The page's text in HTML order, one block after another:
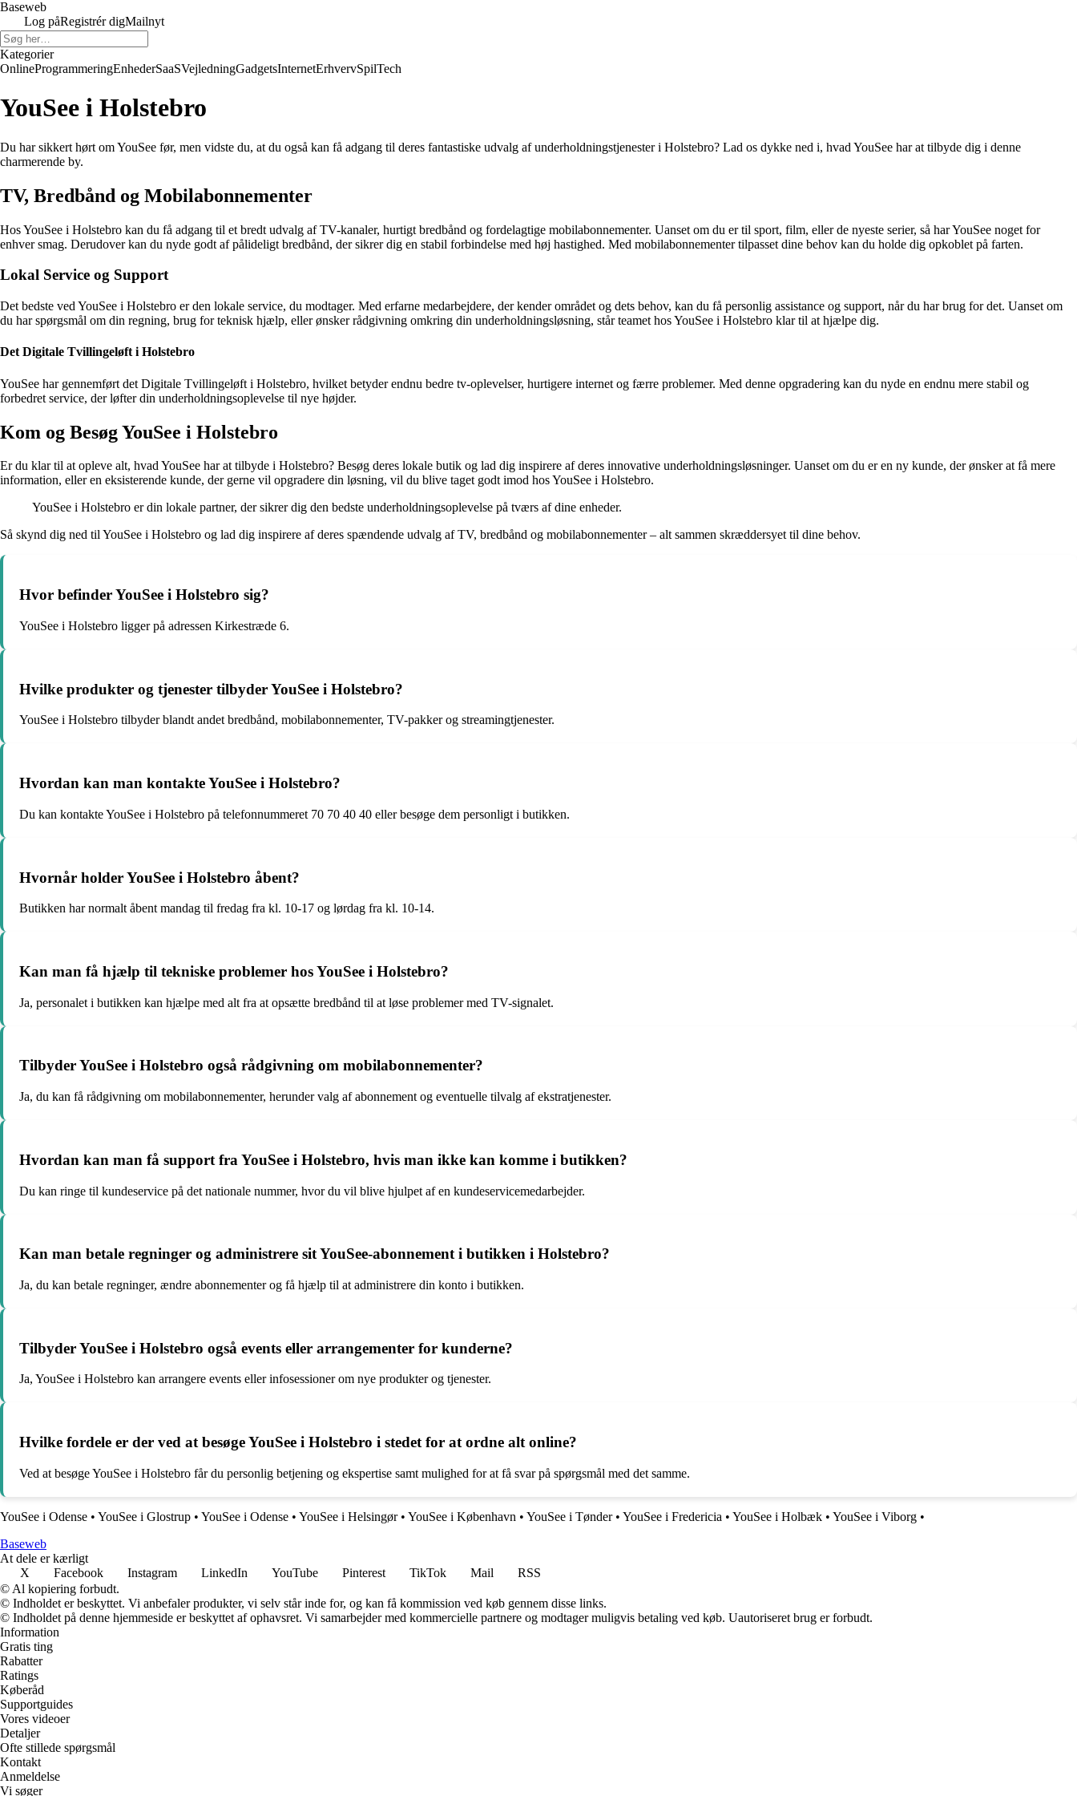
Baseweb
Log påRegistrér digMailnyt
Kategorier
OnlineProgrammeringEnhederSaaSVejledningGadgetsInternetErhvervSpilTech
YouSee i Holstebro
Du har sikkert hørt om YouSee før, men vidste du, at du også kan få adgang til deres fantastiske udvalg af underholdningstjenester i Holstebro? Lad os dykke ned i, hvad YouSee har at tilbyde dig i denne
charmerende by.
TV, Bredbånd og Mobilabonnementer
Hos YouSee i Holstebro kan du få adgang til et bredt udvalg af TV-kanaler, hurtigt bredbånd og fordelagtige mobilabonnementer. Uanset om du er til sport, film, eller de nyeste serier, så har YouSee noget for
enhver smag. Derudover kan du nyde godt af pålideligt bredbånd, der sikrer dig en stabil forbindelse med høj hastighed. Med mobilabonnementer tilpasset dine behov kan du holde dig opkoblet på farten.
Lokal Service og Support
Det bedste ved YouSee i Holstebro er den lokale service, du modtager. Med erfarne medarbejdere, der kender området og dets behov, kan du få personlig assistance og support, når du har brug for det. Uanset om
du har spørgsmål om din regning, brug for teknisk hjælp, eller ønsker rådgivning omkring din underholdningsløsning, står teamet hos YouSee i Holstebro klar til at hjælpe dig.
Det Digitale Tvillingeløft i Holstebro
YouSee har gennemført det Digitale Tvillingeløft i Holstebro, hvilket betyder endnu bedre tv-oplevelser, hurtigere internet og færre problemer. Med denne opgradering kan du nyde en endnu mere stabil og
forbedret service, der løfter din underholdningsoplevelse til nye højder.
Kom og Besøg YouSee i Holstebro
Er du klar til at opleve alt, hvad YouSee har at tilbyde i Holstebro? Besøg deres lokale butik og lad dig inspirere af deres innovative underholdningsløsninger. Uanset om du er en ny kunde, der ønsker at få mere
information, eller en eksisterende kunde, der gerne vil opgradere din løsning, vil du blive taget godt imod hos YouSee i Holstebro.
YouSee i Holstebro er din lokale partner, der sikrer dig den bedste underholdningsoplevelse på tværs af dine enheder.
Så skynd dig ned til YouSee i Holstebro og lad dig inspirere af deres spændende udvalg af TV, bredbånd og mobilabonnementer – alt sammen skræddersyet til dine behov.
Hvor befinder YouSee i Holstebro sig?
YouSee i Holstebro ligger på adressen Kirkestræde 6.
Hvilke produkter og tjenester tilbyder YouSee i Holstebro?
YouSee i Holstebro tilbyder blandt andet bredbånd, mobilabonnementer, TV-pakker og streamingtjenester.
Hvordan kan man kontakte YouSee i Holstebro?
Du kan kontakte YouSee i Holstebro på telefonnummeret 70 70 40 40 eller besøge dem personligt i butikken.
Hvornår holder YouSee i Holstebro åbent?
Butikken har normalt åbent mandag til fredag fra kl. 10-17 og lørdag fra kl. 10-14.
Kan man få hjælp til tekniske problemer hos YouSee i Holstebro?
Ja, personalet i butikken kan hjælpe med alt fra at opsætte bredbånd til at løse problemer med TV-signalet.
Tilbyder YouSee i Holstebro også rådgivning om mobilabonnementer?
Ja, du kan få rådgivning om mobilabonnementer, herunder valg af abonnement og eventuelle tilvalg af ekstratjenester.
Hvordan kan man få support fra YouSee i Holstebro, hvis man ikke kan komme i butikken?
Du kan ringe til kundeservice på det nationale nummer, hvor du vil blive hjulpet af en kundeservicemedarbejder.
Kan man betale regninger og administrere sit YouSee-abonnement i butikken i Holstebro?
Ja, du kan betale regninger, ændre abonnementer og få hjælp til at administrere din konto i butikken.
Tilbyder YouSee i Holstebro også events eller arrangementer for kunderne?
Ja, YouSee i Holstebro kan arrangere events eller infosessioner om nye produkter og tjenester.
Hvilke fordele er der ved at besøge YouSee i Holstebro i stedet for at ordne alt online?
Ved at besøge YouSee i Holstebro får du personlig betjening og ekspertise samt mulighed for at få svar på spørgsmål med det samme.
YouSee i Odense • YouSee i Glostrup • YouSee i Odense • YouSee i Helsingør• YouSee i København • YouSee i Tønder• YouSee i Fredericia • YouSee i Holbæk • YouSee i Viborg •
Baseweb
At dele er kærligt
X
Facebook Instagram LinkedIn YouTube Pinterest TikTok Mail
RSS
© Al kopiering forbudt.
© Indholdet er beskyttet. Vi anbefaler produkter, vi selv står inde for, og kan få kommission ved køb gennem disse links.
© Indholdet på denne hjemmeside er beskyttet af ophavsret. Vi samarbejder med kommercielle partnere og modtager muligvis betaling ved køb. Uautoriseret brug er forbudt.
Information
Gratis ting
Rabatter
Ratings
Køberåd
Supportguides
Vores videoer
Detaljer
Ofte stillede spørgsmål
Kontakt
Anmeldelse
Vi søger